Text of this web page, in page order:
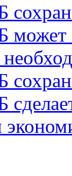
может